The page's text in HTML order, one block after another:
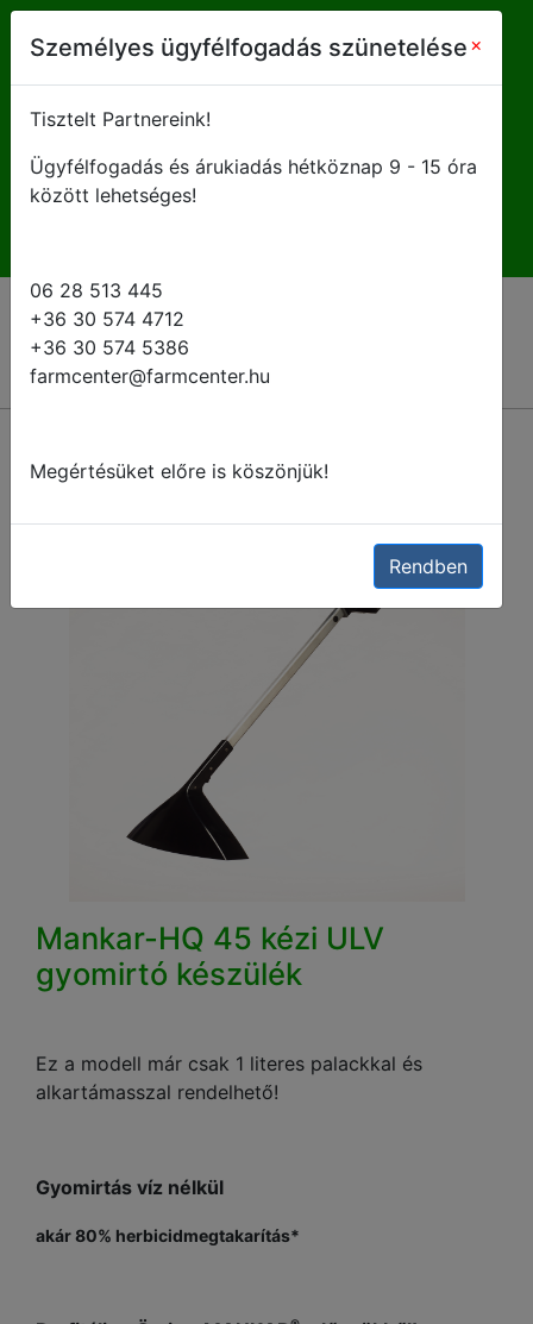
farmcenter@farmcenter.hu
H-P 8 - 16:30
Mankar-HQ 45 kézi ULV
gyomirtó készülék
Ez a modell már csak 1 literes palackkal és
alkartámasszal rendelhető!
Gyomirtás víz nélkül
akár 80% herbicidmegtakarítás*
Személyes ügyfélfogadás szünetelése ×
Tisztelt Partnereink!
Ügyfélfogadás és árukiadás hétköznap 9 - 15 óra
között lehetséges!
06 28 513 445
+36 30 574 4712
+36 30 574 5386
farmcenter@farmcenter.hu
Megértésüket előre is köszönjük!
Rendben